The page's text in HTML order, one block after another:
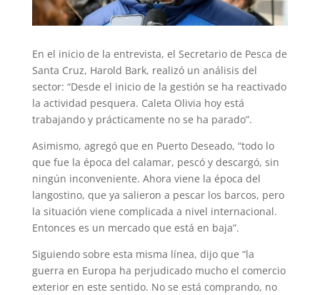
En el inicio de la entrevista, el Secretario de Pesca de
Santa Cruz, Harold Bark, realizó un análisis del
sector: “Desde el inicio de la gestión se ha reactivado
la actividad pesquera. Caleta Olivia hoy está
trabajando y prácticamente no se ha parado”.
Asimismo, agregó que en Puerto Deseado, “todo lo
que fue la época del calamar, pescó y descargó, sin
ningún inconveniente. Ahora viene la época del
langostino, que ya salieron a pescar los barcos, pero
la situación viene complicada a nivel internacional.
Entonces es un mercado que está en baja”.
Siguiendo sobre esta misma línea, dijo que “la
guerra en Europa ha perjudicado mucho el comercio
exterior en este sentido. No se está comprando, no